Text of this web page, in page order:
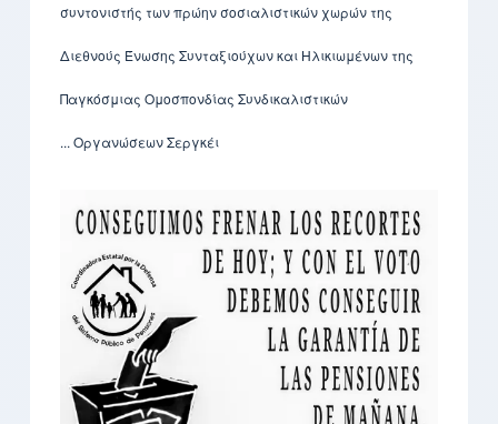
συντονιστής των πρώην σοσιαλιστικών χωρών της
Διεθνούς Ένωσης Συνταξιούχων και Ηλικιωμένων της
Παγκόσμιας Ομοσπονδίας Συνδικαλιστικών
Οργανώσεων Σεργκέι ...